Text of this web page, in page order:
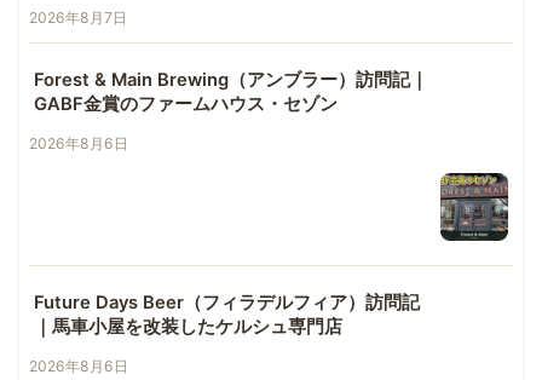
2026年8月7日
Forest & Main Brewing（アンブラー）訪問記｜
GABF金賞のファームハウス・セゾン
2026年8月6日
Future Days Beer（フィラデルフィア）訪問記
｜馬車小屋を改装したケルシュ専門店
2026年8月6日